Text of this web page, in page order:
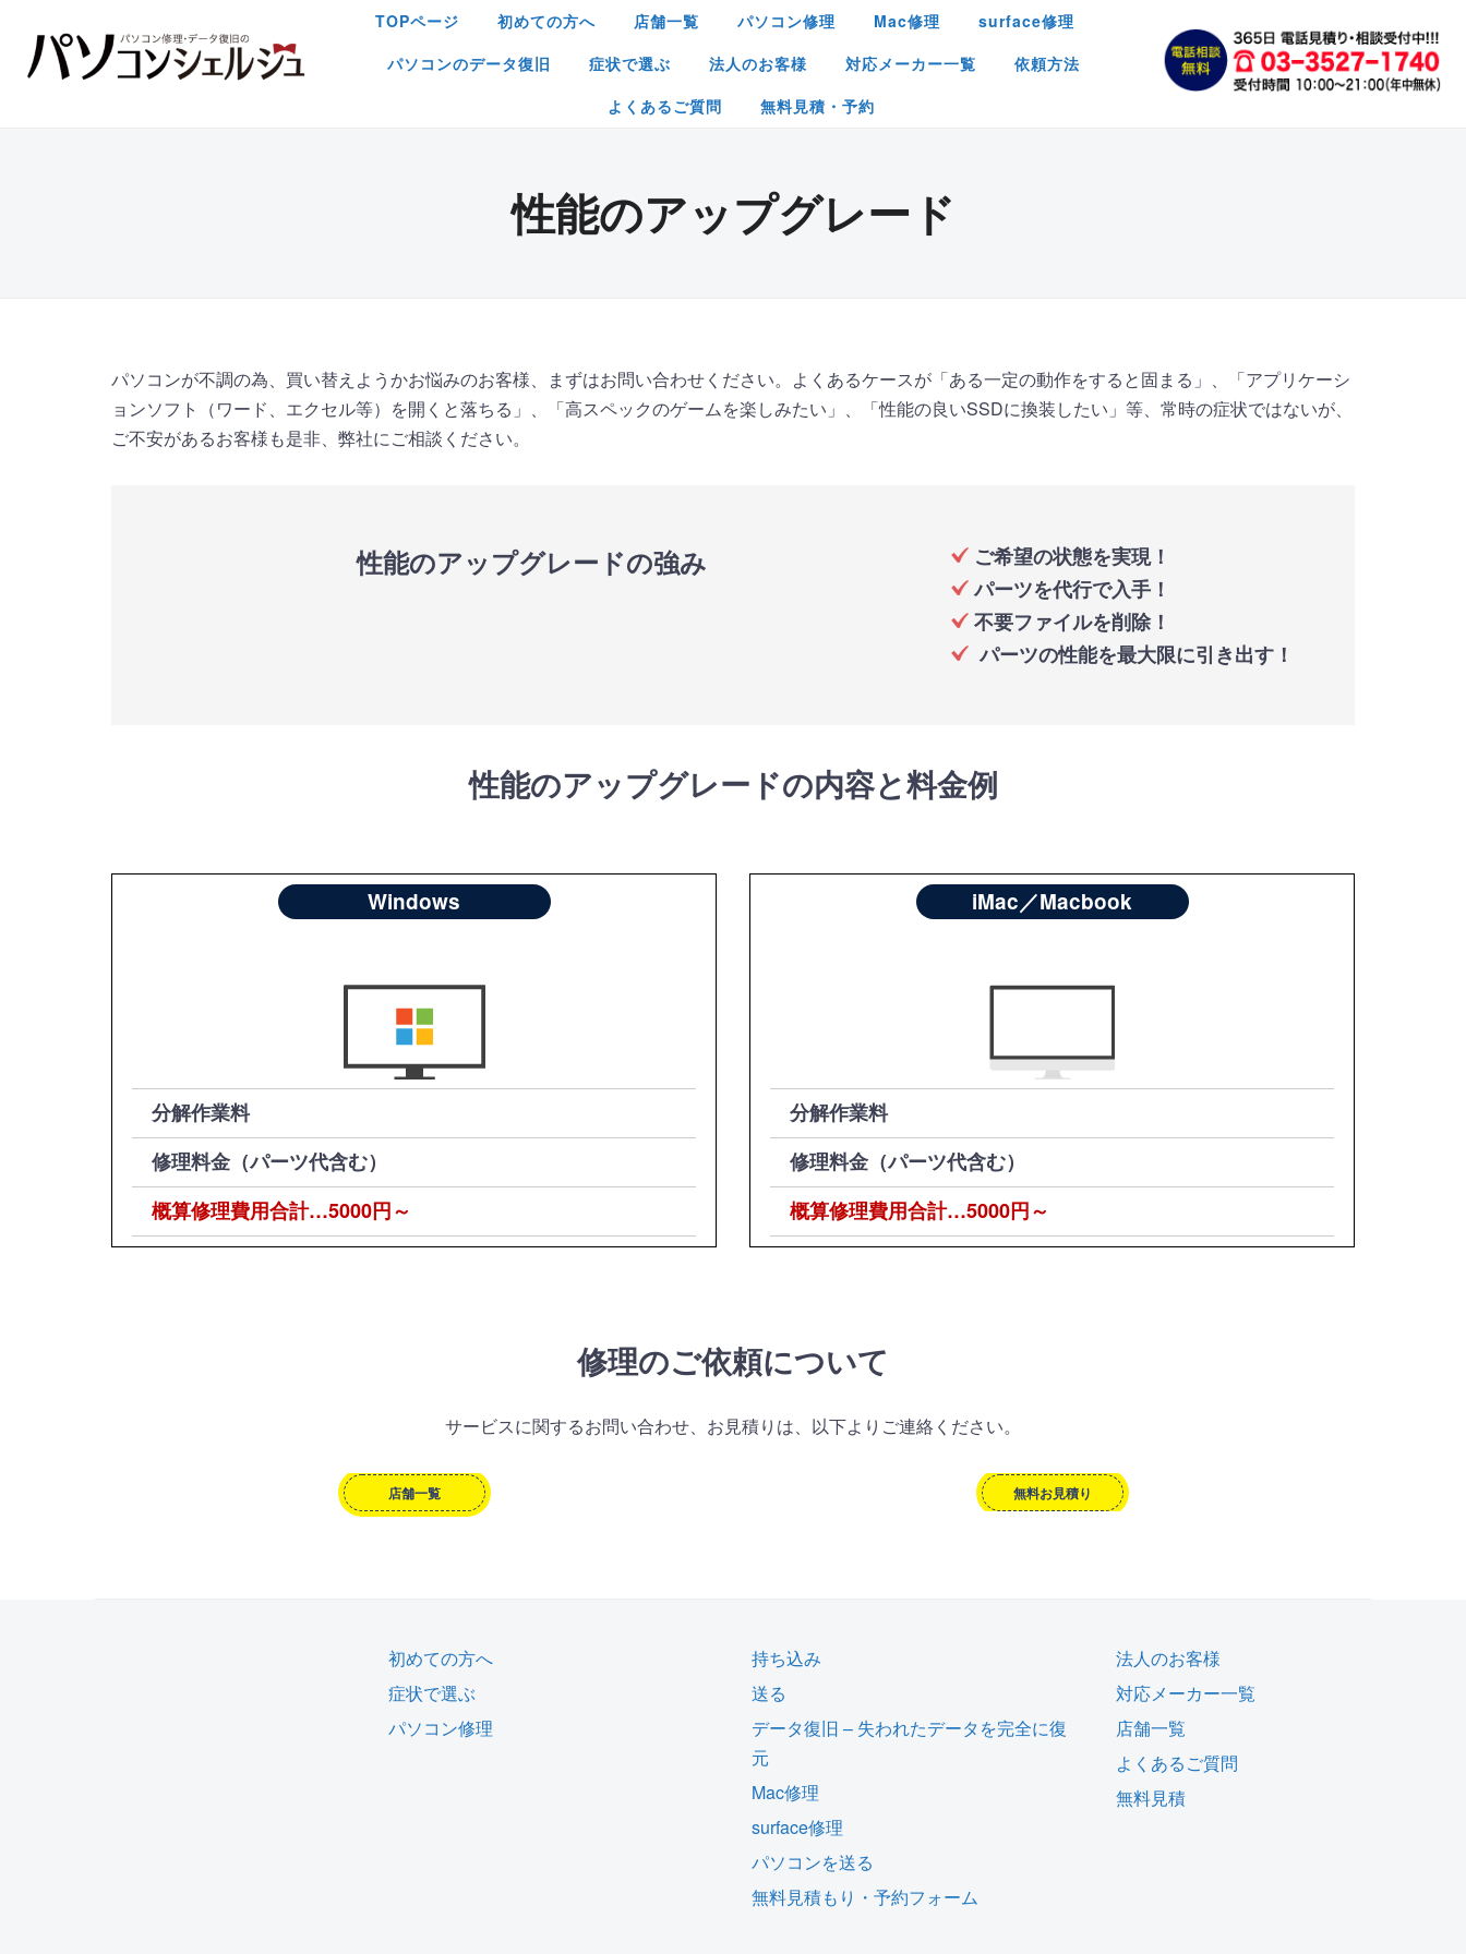
TOPページ 初めての方へ 店舗一覧 パソコン修理 Mac修理
surface修理
パソコンのデータ復旧
症状で選ぶ 法人のお客様 対応メーカー一覧
依頼方法
よくあるご質問
無料見積・予約
性能のアップグレード
パソコンが不調の為、買い替えようかお悩みのお客様、まずはお問い合わせください。よくあるケースが「ある一定の動作をすると固まる」、「アプリケーシ
ョンソフト（ワード、エクセル等）を開くと落ちる」、「高スペックのゲームを楽しみたい」、「性能の良いSSDに換装したい」等、常時の症状ではないが、
ご不安があるお客様も是非、弊社にご相談ください。
性能のアップグレードの強み
ご希望の状態を実現！
パーツを代行で入手！
不要ファイルを削除！
パーツの性能を最大限に引き出す！
性能のアップグレードの内容と料金例
Windows
分解作業料
修理料金（パーツ代含む）
概算修理費用合計…5000円～
iMac／Macbook
分解作業料
修理料金（パーツ代含む）
概算修理費用合計…5000円～
修理のご依頼について
サービスに関するお問い合わせ、お見積りは、以下よりご連絡ください。
店舗一覧 無料お見積り
初めての方へ
症状で選ぶ
パソコン修理
持ち込み
送る
データ復旧 – 失われたデータを完全に復
元
Mac修理
surface修理
パソコンを送る
無料見積もり・予約フォーム
法人のお客様
対応メーカー一覧
店舗一覧
よくあるご質問
無料見積